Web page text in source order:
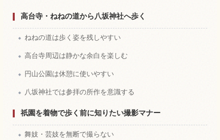
高台寺・ねねの道から八坂神社へ歩く
ねねの道は歩く姿を残しやすい
高台寺周辺は静かな余白を楽しむ
円山公園は休憩に使いやすい
八坂神社では参拝の所作を意識する
祇園を着物で歩く前に知りたい撮影マナー
舞妓・芸妓を無断で撮らない